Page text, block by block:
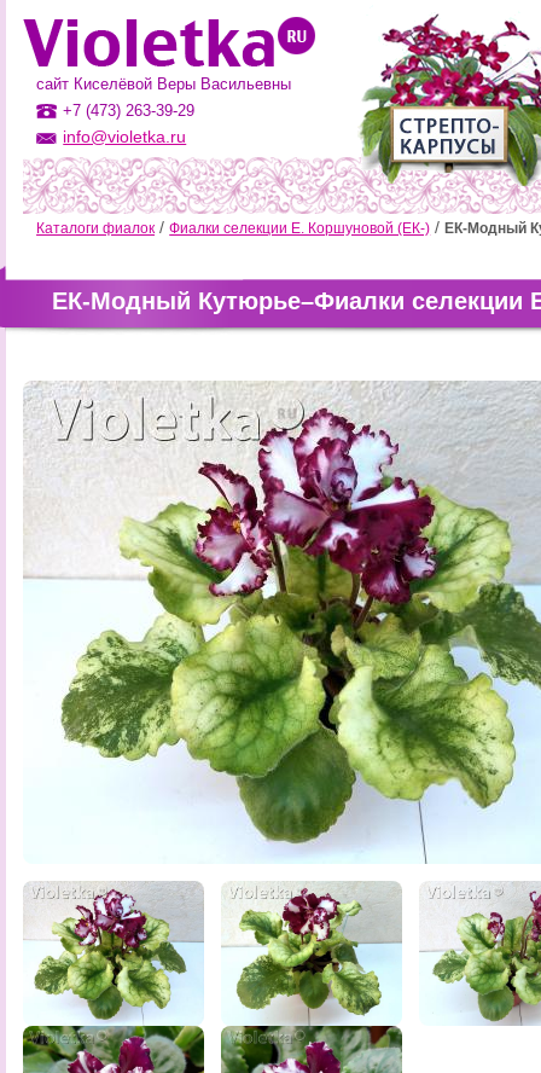
сайт Киселёвой Веры Васильевны
+7 (473) 263-39-29
info@violetka.ru
Каталоги фиалок Фиалки селекции Е. Коршуновой (ЕК-) ЕК-Модный
ЕК-Модный Кутюрье–Фиалки селекции